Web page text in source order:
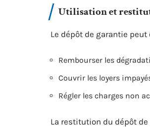
Utilisation et
Le dépôt de garantie
Rembourser les
Couvrir les loyers
Régler les charges non
La restitution du dépôt